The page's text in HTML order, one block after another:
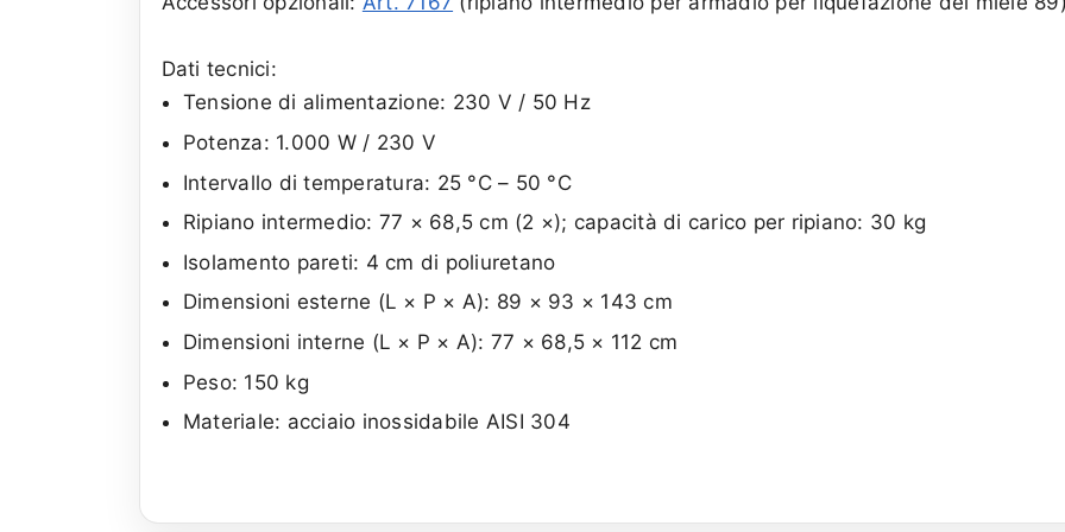
Dati tecnici:
Tensione di alimentazione: 230 V / 50 Hz
Potenza: 1.000 W / 230 V
Intervallo di temperatura: 25 °C – 50 °C
Ripiano intermedio: 77 × 68,5 cm (2 ×); capacità di carico per ripiano: 30 kg
Isolamento pareti: 4 cm di poliuretano
Dimensioni esterne (L × P × A): 89 × 93 × 143 cm
Dimensioni interne (L × P × A): 77 × 68,5 × 112 cm
Peso: 150 kg
Materiale: acciaio inossidabile AISI 304